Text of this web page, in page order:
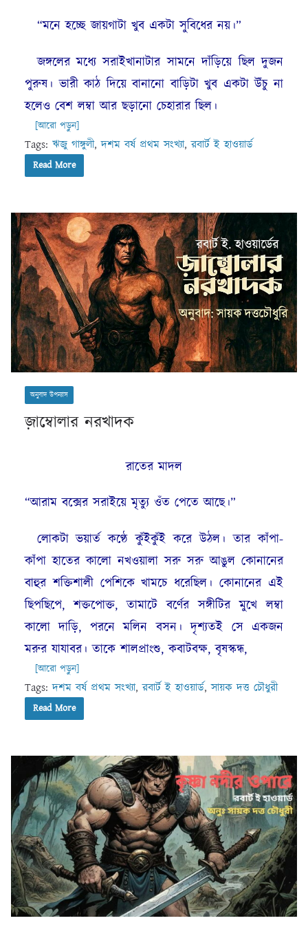
“মনে হচ্ছে জায়গাটা খুব একটা সুবিধের নয়।”
জঙ্গলের মধ্যে সরাইখানাটার সামনে দাঁড়িয়ে ছিল দুজন
পুরুষ। ভারী কাঠ দিয়ে বানানো বাড়িটা খুব একটা উঁচু না
হলেও বেশ লম্বা আর ছড়ানো চেহারার ছিল।
[আরো পড়ুন]
Tags: ঋজু গাঙ্গুলী,দশম বর্ষ প্রথম সংখ্যা,রবার্ট ই হাওয়ার্ড
Read More
অনুবাদ উপন্যাস
জ়াম্বোলার নরখাদক
রাতের মাদল
“আরাম বক্সের সরাইয়ে মৃত্যু ওঁত পেতে আছে।”
লোকটা ভয়ার্ত কণ্ঠে কুঁইকুঁই করে উঠল। তার কাঁপা-
কাঁপা হাতের কালো নখওয়ালা সরু সরু আঙুল কোনানের
বাহুর শক্তিশালী পেশিকে খামচে ধরেছিল। কোনানের এই
ছিপছিপে, শক্তপোক্ত, তামাটে বর্ণের সঙ্গীটির মুখে লম্বা
কালো দাড়ি, পরনে মলিন বসন। দৃশ্যতই সে একজন
মরুর যাযাবর। তাকে শালপ্রাংশু, কবাটবক্ষ, বৃষস্কন্ধ,
[আরো পড়ুন]
Tags:দশম বর্ষ প্রথম সংখ্যা,রবার্ট ই হাওয়ার্ড,সায়ক দত্ত চৌধুরী
Read More